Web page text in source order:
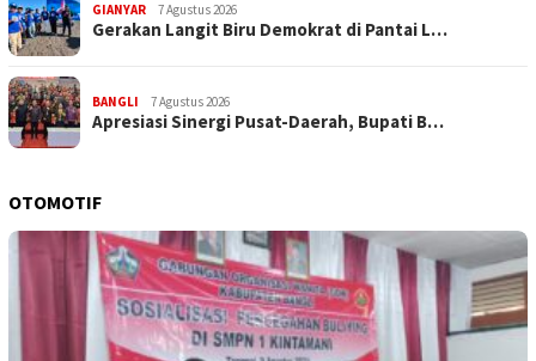
GIANYAR 7 Agustus 2026
Gerakan Langit Biru Demokrat di Pantai L…
BANGLI 7 Agustus 2026
Apresiasi Sinergi Pusat-Daerah, Bupati B…
OTOMOTIF